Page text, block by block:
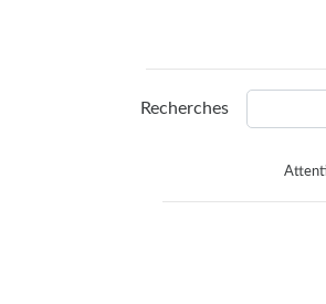
Recherches